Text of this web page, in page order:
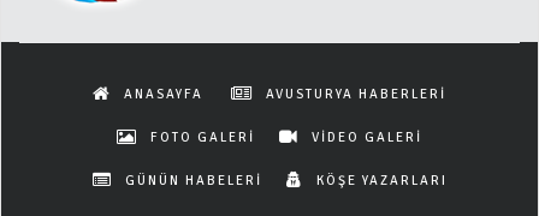
ANASAYFA AVUSTURYA HABERLERİ
FOTO GALERİ VİDEO GALERİ
GÜNÜN HABELERİ KÖŞE YAZARLARI